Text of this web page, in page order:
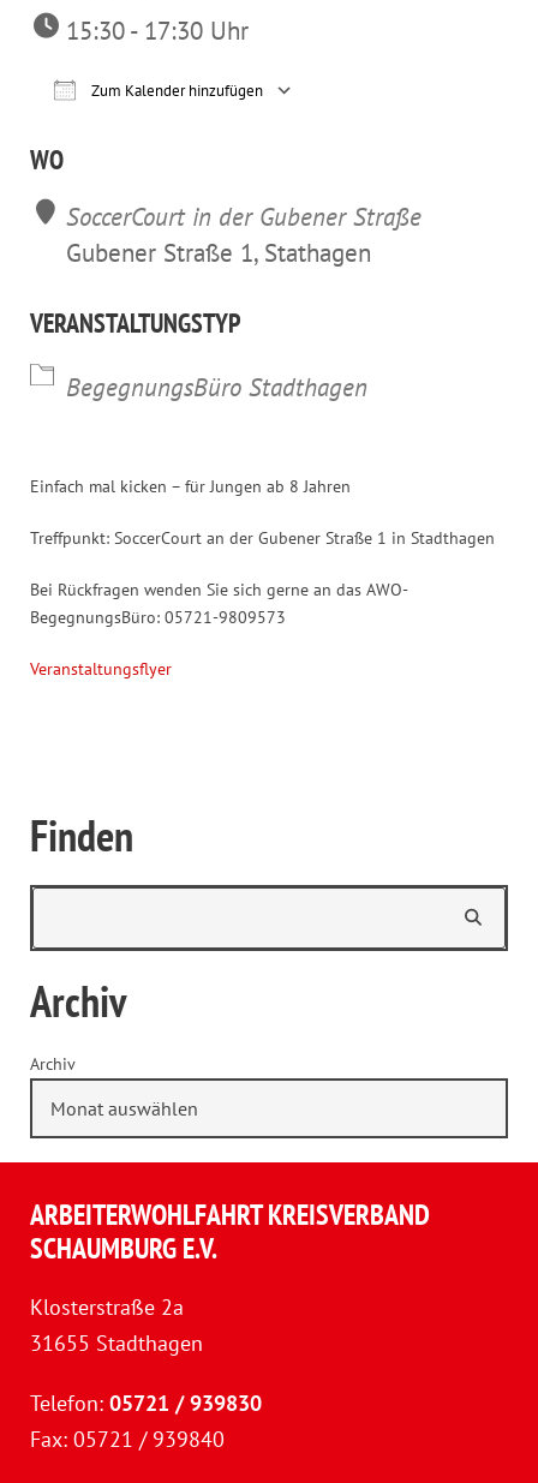
15:30 - 17:30 Uhr
Zum Kalender hinzufügen
WO
SoccerCourt in der Gubener Straße
Gubener Straße 1, Stathagen
VERANSTALTUNGSTYP
BegegnungsBüro Stadthagen
Einfach mal kicken – für Jungen ab 8 Jahren
Treffpunkt: SoccerCourt an der Gubener Straße 1 in Stadthagen
Bei Rückfragen wenden Sie sich gerne an das AWO-
BegegnungsBüro: 05721-9809573
Veranstaltungsflyer
Finden
Archiv
Archiv
ARBEITERWOHLFAHRT KREISVERBAND
SCHAUMBURG E.V.
Klosterstraße 2a
31655 Stadthagen
Telefon: 05721 / 939830
Fax: 05721 / 939840